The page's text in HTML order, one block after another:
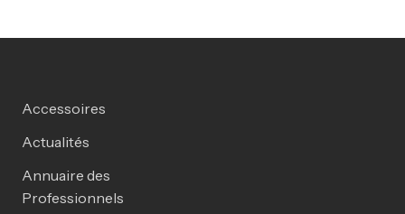
Accessoires
Actualités
Annuaire des
Professionnels